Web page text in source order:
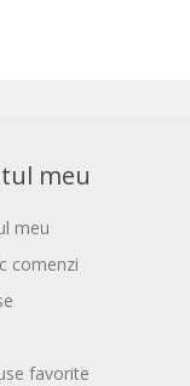
meu
meu
comenzi
favorite